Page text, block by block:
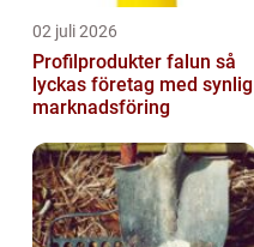
02 juli 2026
Profilprodukter falun så
lyckas företag med synlig
marknadsföring